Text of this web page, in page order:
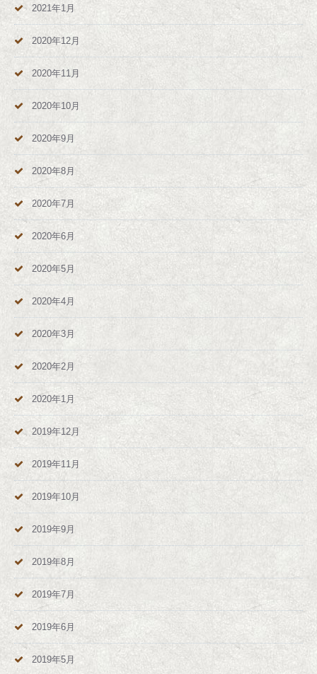
2021年1月
2020年12月
2020年11月
2020年10月
2020年9月
2020年8月
2020年7月
2020年6月
2020年5月
2020年4月
2020年3月
2020年2月
2020年1月
2019年12月
2019年11月
2019年10月
2019年9月
2019年8月
2019年7月
2019年6月
2019年5月